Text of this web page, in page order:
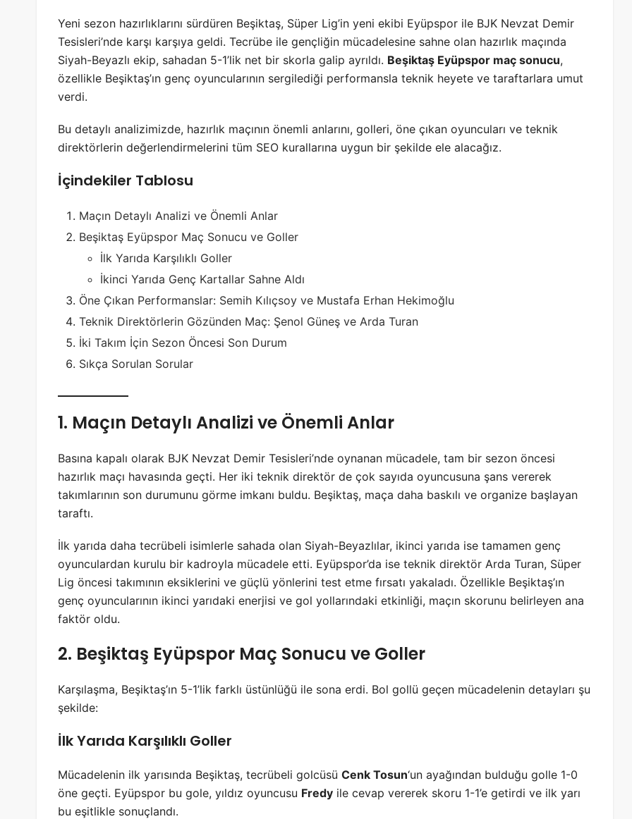
Yeni sezon hazırlıklarını sürdüren Beşiktaş, Süper Lig’in yeni ekibi Eyüpspor ile BJK Nevzat Demir
Tesisleri’nde karşı karşıya geldi. Tecrübe ile gençliğin mücadelesine sahne olan hazırlık maçında
Siyah-Beyazlı ekip, sahadan 5-1’lik net bir skorla galip ayrıldı. Beşiktaş Eyüpspor maç sonucu,
özellikle Beşiktaş’ın genç oyuncularının sergilediği performansla teknik heyete ve taraftarlara umut
verdi.
Bu detaylı analizimizde, hazırlık maçının önemli anlarını, golleri, öne çıkan oyuncuları ve teknik
direktörlerin değerlendirmelerini tüm SEO kurallarına uygun bir şekilde ele alacağız.
İçindekiler Tablosu
Maçın Detaylı Analizi ve Önemli Anlar
Beşiktaş Eyüpspor Maç Sonucu ve Goller
İlk Yarıda Karşılıklı Goller
İkinci Yarıda Genç Kartallar Sahne Aldı
Öne Çıkan Performanslar: Semih Kılıçsoy ve Mustafa Erhan Hekimoğlu
Teknik Direktörlerin Gözünden Maç: Şenol Güneş ve Arda Turan
İki Takım İçin Sezon Öncesi Son Durum
Sıkça Sorulan Sorular
1. Maçın Detaylı Analizi ve Önemli Anlar
Basına kapalı olarak BJK Nevzat Demir Tesisleri’nde oynanan mücadele, tam bir sezon öncesi
hazırlık maçı havasında geçti. Her iki teknik direktör de çok sayıda oyuncusuna şans vererek
takımlarının son durumunu görme imkanı buldu. Beşiktaş, maça daha baskılı ve organize başlayan
taraftı.
İlk yarıda daha tecrübeli isimlerle sahada olan Siyah-Beyazlılar, ikinci yarıda ise tamamen genç
oyunculardan kurulu bir kadroyla mücadele etti. Eyüpspor’da ise teknik direktör Arda Turan, Süper
Lig öncesi takımının eksiklerini ve güçlü yönlerini test etme fırsatı yakaladı. Özellikle Beşiktaş’ın
genç oyuncularının ikinci yarıdaki enerjisi ve gol yollarındaki etkinliği, maçın skorunu belirleyen ana
faktör oldu.
2. Beşiktaş Eyüpspor Maç Sonucu ve Goller
Karşılaşma, Beşiktaş’ın 5-1’lik farklı üstünlüğü ile sona erdi. Bol gollü geçen mücadelenin detayları şu
şekilde:
İlk Yarıda Karşılıklı Goller
Mücadelenin ilk yarısında Beşiktaş, tecrübeli golcüsü Cenk Tosun‘un ayağından bulduğu golle 1-0
öne geçti. Eyüpspor bu gole, yıldız oyuncusu Fredy ile cevap vererek skoru 1-1’e getirdi ve ilk yarı
bu eşitlikle sonuçlandı.